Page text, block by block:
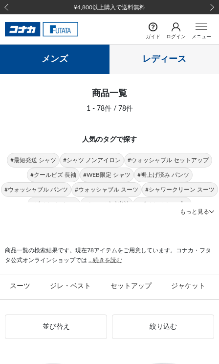
前の画像
ガイド ログイン メニュー
メンズ レディース
商品一覧
1 - 78件 / 78件
人気のタグで探す
#最短発送 シャツ #シャツ ノンアイロン #ウォッシャブル セットアップ
#クールビズ 長袖 #WEB限定 シャツ #裾上げ済み パンツ
#ウォッシャブル パンツ #ウォッシャブル スーツ #シャワークリーン スーツ
#ビジカジ パンツ #クールビズ 半袖 #ビジカジ トップス
#スーツ フォーマル
もっと見る
商品一覧の検索結果です。現在78アイテムをご用意しています。コナカ・フタ
タ公式オンラインショップでは
...続きを読む
スーツ ジレ・ベスト セットアップ ジャケット
並び替え 絞り込む